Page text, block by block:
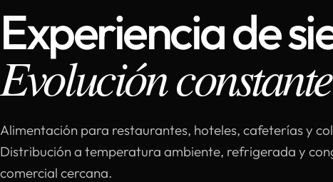
Experiencia de
Evolución
Alimentación para restaurantes, hoteles, cafeterías y
Distribución a temperatura ambiente, refrigerada y
comercial cercana.